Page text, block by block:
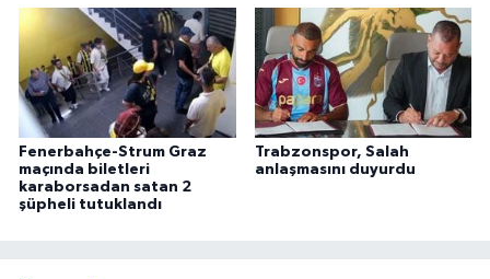
Fenerbahçe-Strum Graz
maçında biletleri
karaborsadan satan 2
şüpheli tutuklandı
Trabzonspor, Salah
anlaşmasını duyurdu